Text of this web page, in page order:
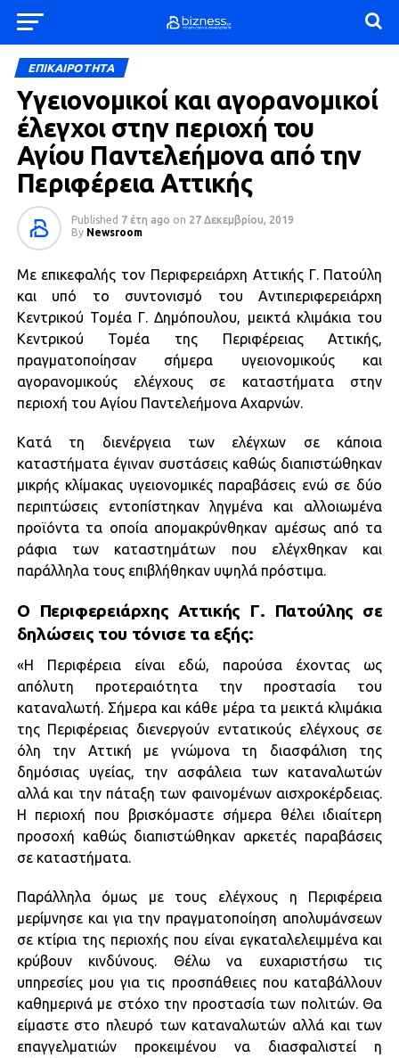
ΕΠΙΚΑΙΡΟΤΗΤΑ
Υγειονομικοί και αγορανομικοί
έλεγχοι στην περιοχή του
Αγίου Παντελεήμονα από την
Περιφέρεια Αττικής
Published 7 έτη ago on 27 Δεκεμβρίου, 2019
By Newsroom
Με επικεφαλής τον Περιφερειάρχη Αττικής Γ. Πατούλη
και υπό το συντονισμό του Αντιπεριφερειάρχη
Κεντρικού Τομέα Γ. Δημόπουλου, μεικτά κλιμάκια του
Κεντρικού Τομέα της Περιφέρειας Αττικής,
πραγματοποίησαν σήμερα υγειονομικούς και
αγορανομικούς ελέγχους σε καταστήματα στην
περιοχή του Αγίου Παντελεήμονα Αχαρνών.
Κατά τη διενέργεια των ελέγχων σε κάποια
καταστήματα έγιναν συστάσεις καθώς διαπιστώθηκαν
μικρής κλίμακας υγειονομικές παραβάσεις ενώ σε δύο
περιπτώσεις εντοπίστηκαν ληγμένα και αλλοιωμένα
προϊόντα τα οποία απομακρύνθηκαν αμέσως από τα
ράφια των καταστημάτων που ελέγχθηκαν και
παράλληλα τους επιβλήθηκαν υψηλά πρόστιμα.
Ο Περιφερειάρχης Αττικής Γ. Πατούλης σε
δηλώσεις του τόνισε τα εξής:
«Η Περιφέρεια είναι εδώ, παρούσα έχοντας ως
απόλυτη προτεραιότητα την προστασία του
καταναλωτή. Σήμερα και κάθε μέρα τα μεικτά κλιμάκια
της Περιφέρειας διενεργούν εντατικούς ελέγχους σε
όλη την Αττική με γνώμονα τη διασφάλιση της
δημόσιας υγείας, την ασφάλεια των καταναλωτών
αλλά και την πάταξη των φαινομένων αισχροκέρδειας.
Η περιοχή που βρισκόμαστε σήμερα θέλει ιδιαίτερη
προσοχή καθώς διαπιστώθηκαν αρκετές παραβάσεις
σε καταστήματα.
Παράλληλα όμως με τους ελέγχους η Περιφέρεια
μερίμνησε και για την πραγματοποίηση απολυμάνσεων
σε κτίρια της περιοχής που είναι εγκαταλελειμμένα και
κρύβουν κινδύνους. Θέλω να ευχαριστήσω τις
υπηρεσίες μου για τις προσπάθειες που καταβάλλουν
καθημερινά με στόχο την προστασία των πολιτών. Θα
είμαστε στο πλευρό των καταναλωτών αλλά και των
επαγγελματιών προκειμένου να διασφαλιστεί η